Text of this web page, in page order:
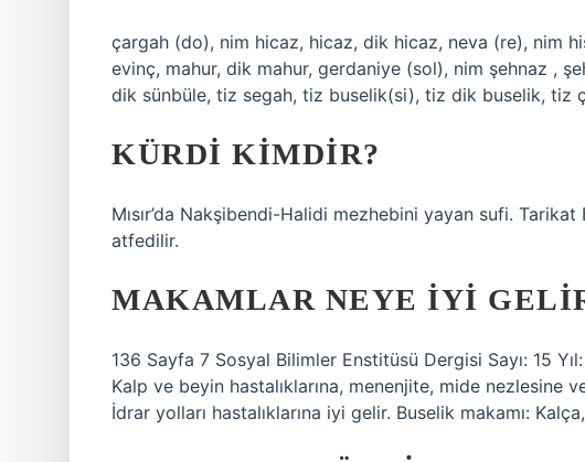
çargah (do), nim hicaz, hicaz, dik hicaz, neva (re), nim
evinç, mahur, dik mahur, gerdaniye (sol), nim şehnaz ,
dik sünbüle, tiz segah, tiz buselik(si), tiz dik buselik, tiz
KÜRDI KIMDIR?
Mısır’da Nakşibendi-Halidi mezhebini yayan sufi.
atfedilir.
MAKAMLAR NEYE IYI
136 Sayfa 7 Sosyal Bilimler Enstitüsü Dergisi Sayı: 15
Kalp ve beyin hastalıklarına, menenjite, mide nezlesine
İdrar yolları hastalıklarına iyi gelir. Buselik makamı: